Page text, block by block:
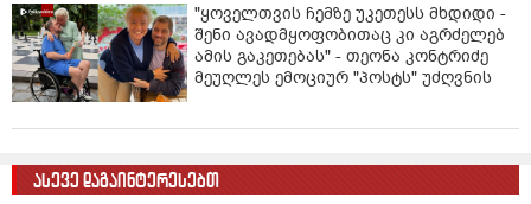
"ყოველთვის ჩემზე უკეთესს მხდიდი -
შენი ავადმყოფობითაც კი აგრძელებ
ამის გაკეთებას" - თეონა კონტრიძე
მეუღლეს ემოციურ "პოსტს" უძღვნის
ასევე დაგაინტერესებთ